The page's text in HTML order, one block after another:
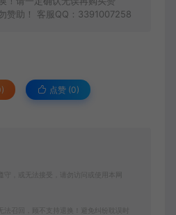
赞助！ 客服QQ：3391007258
点赞 (0)
守，或无法接受，请勿访问或使用本网
法召回，顾不支持退换！避免纠纷耽误时